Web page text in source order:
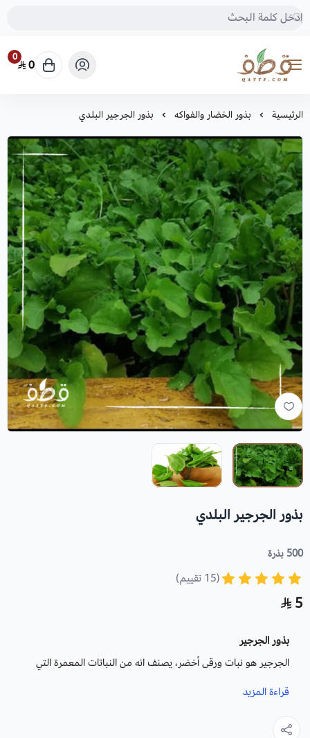
متجر قطف للبذور
0
0
الرئيسية بذور الخضار والفواكه بذور الجرجير البلدي
بذور الجرجير البلدي
500 بذرة
(15 تقييم)
5
بذور الجرجير
الجرجير هو نبات ورقى أخضر، يصنف انه من النباتات المعمرة التي
تحتاج الى تربة رطبة، فهو يكثر زراعته فى الدول العربية ودول الخليج.
أن تظهر البراعم الزهرية وهو نبات غني بالحديد.
قراءة المزيد